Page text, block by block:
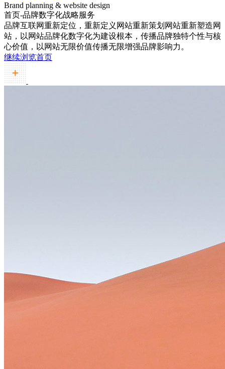
Brand planning & website design
首页-品牌数字化战略服务
品牌互联网重新定位，重新定义网站重新策划网站重新塑造网
站，以网站品牌化数字化为建设根本，传播品牌独特个性与核
心价值，以网站无限价值传播无限增强品牌影响力。
继续浏览首页